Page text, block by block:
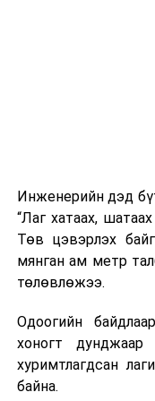
Инженерийн дэд
“Лаг хатаах,
Төв цэвэрлэх
мянган ам метр
төлөвлөжээ.
Одоогийн
хоногт
хуримтлагдсан
байна.